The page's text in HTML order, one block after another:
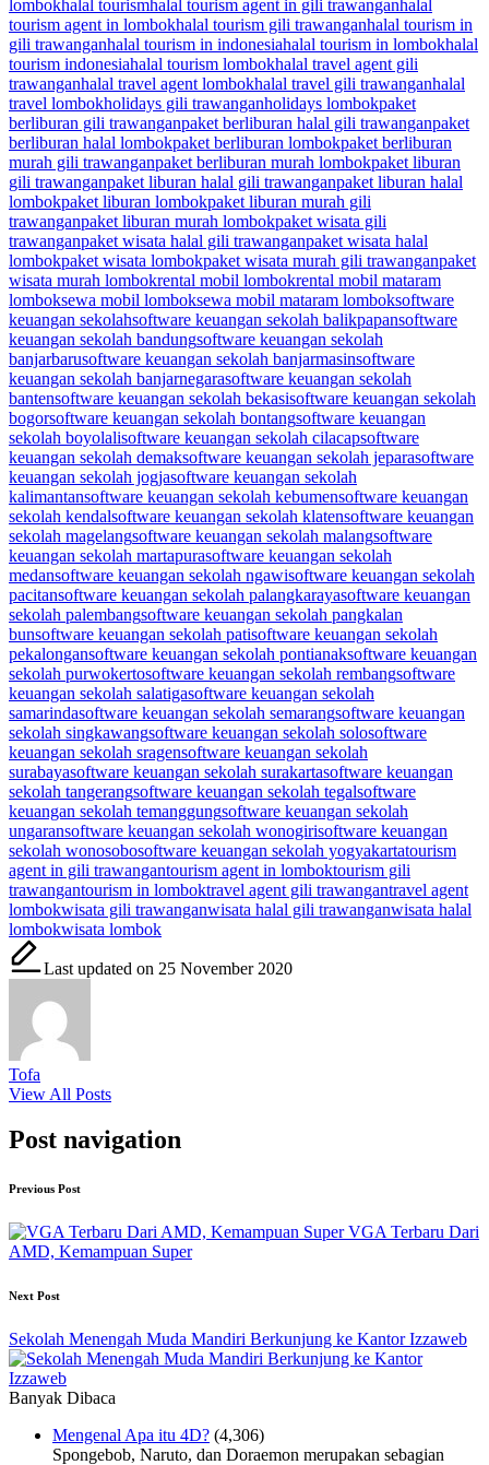
lombokhalal tourismhalal tourism agent in gili trawanganhalal
tourism agent in lombokhalal tourism gili trawanganhalal tourism in
gili trawanganhalal tourism in indonesiahalal tourism in lombokhalal
tourism indonesiahalal tourism lombokhalal travel agent gili
trawanganhalal travel agent lombokhalal travel gili trawanganhalal
travel lombokholidays gili trawanganholidays lombokpaket
berliburan gili trawanganpaket berliburan halal gili trawanganpaket
berliburan halal lombokpaket berliburan lombokpaket berliburan
murah gili trawanganpaket berliburan murah lombokpaket liburan
gili trawanganpaket liburan halal gili trawanganpaket liburan halal
lombokpaket liburan lombokpaket liburan murah gili
trawanganpaket liburan murah lombokpaket wisata gili
trawanganpaket wisata halal gili trawanganpaket wisata halal
lombokpaket wisata lombokpaket wisata murah gili trawanganpaket
wisata murah lombokrental mobil lombokrental mobil mataram
lomboksewa mobil lomboksewa mobil mataram lomboksoftware
keuangan sekolahsoftware keuangan sekolah balikpapansoftware
keuangan sekolah bandungsoftware keuangan sekolah
banjarbarusoftware keuangan sekolah banjarmasinsoftware
keuangan sekolah banjarnegarasoftware keuangan sekolah
bantensoftware keuangan sekolah bekasisoftware keuangan sekolah
bogorsoftware keuangan sekolah bontangsoftware keuangan
sekolah boyolalisoftware keuangan sekolah cilacapsoftware
keuangan sekolah demaksoftware keuangan sekolah jeparasoftware
keuangan sekolah jogjasoftware keuangan sekolah
kalimantansoftware keuangan sekolah kebumensoftware keuangan
sekolah kendalsoftware keuangan sekolah klatensoftware keuangan
sekolah magelangsoftware keuangan sekolah malangsoftware
keuangan sekolah martapurasoftware keuangan sekolah
medansoftware keuangan sekolah ngawisoftware keuangan sekolah
pacitansoftware keuangan sekolah palangkarayasoftware keuangan
sekolah palembangsoftware keuangan sekolah pangkalan
bunsoftware keuangan sekolah patisoftware keuangan sekolah
pekalongansoftware keuangan sekolah pontianaksoftware keuangan
sekolah purwokertosoftware keuangan sekolah rembangsoftware
keuangan sekolah salatigasoftware keuangan sekolah
samarindasoftware keuangan sekolah semarangsoftware keuangan
sekolah singkawangsoftware keuangan sekolah solosoftware
keuangan sekolah sragensoftware keuangan sekolah
surabayasoftware keuangan sekolah surakartasoftware keuangan
sekolah tangerangsoftware keuangan sekolah tegalsoftware
keuangan sekolah temanggungsoftware keuangan sekolah
ungaransoftware keuangan sekolah wonogirisoftware keuangan
sekolah wonosobosoftware keuangan sekolah yogyakartatourism
agent in gili trawangantourism agent in lomboktourism gili
trawangantourism in lomboktravel agent gili trawangantravel agent
lombokwisata gili trawanganwisata halal gili trawanganwisata halal
lombokwisata lombok
Last updated on 25 November 2020
Tofa
View All Posts
Post navigation
Previous Post
VGA Terbaru Dari
AMD, Kemampuan Super
Next Post
Sekolah Menengah Muda Mandiri Berkunjung ke Kantor Izzaweb
Banyak Dibaca
Mengenal Apa itu 4D? (4,306)
Spongebob, Naruto, dan Doraemon merupakan sebagian